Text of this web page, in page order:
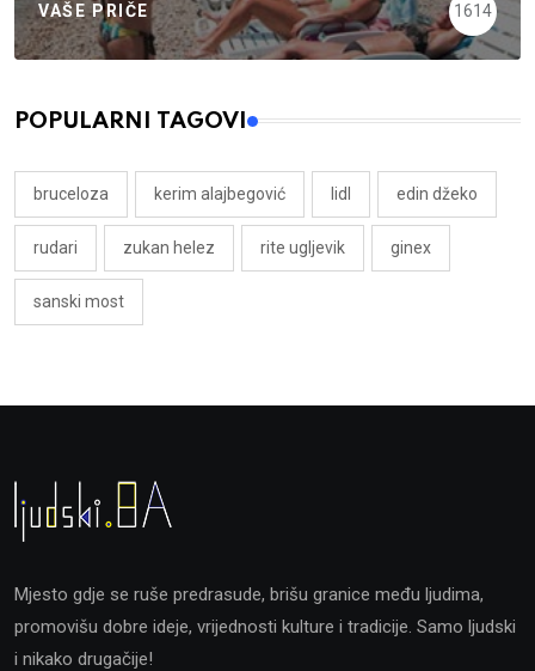
VAŠE PRIČE 1614
POPULARNI TAGOVI
bruceloza kerim alajbegović lidl edin džeko
rudari zukan helez rite ugljevik ginex
sanski most
Mjesto gdje se ruše predrasude, brišu granice među ljudima,
promovišu dobre ideje, vrijednosti kulture i tradicije. Samo ljudski
i nikako drugačije!